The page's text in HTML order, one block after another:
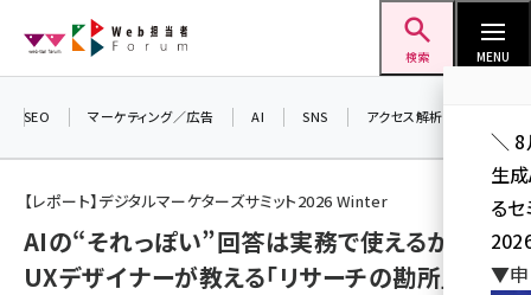
ン
検索 MENU
seo (3541)
SEO マーケティング／広告 AI SNS アクセス解析／データ分析
【レポート】デジタルマーケターズサミット2026 Winter
AIの“それっぽい”回答は実務で使えるか？
UXデザイナーが教える「リサーチの勘所」
＼ 8
生
る
▼申